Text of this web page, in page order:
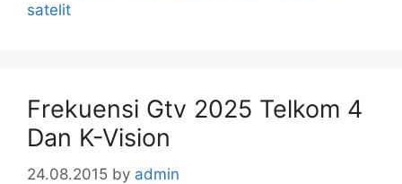
satelit
Frekuensi Gtv 2025 Telkom 4
Dan K-Vision
24.08.2015 by admin